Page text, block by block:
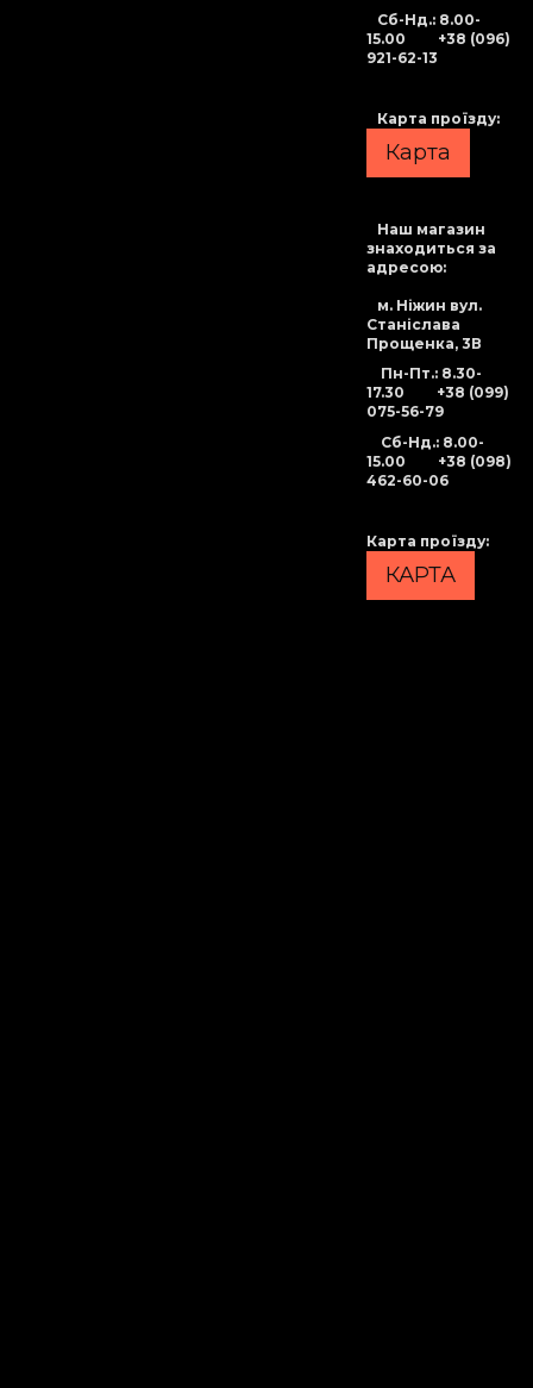
Сб-Нд.: 8.00-
15.00 +38 (096)
921-62-13
Карта проїзду:
Карта
Наш магазин
знаходиться за
адресою:
м. Ніжин вул.
Станіслава
Прощенка, 3В
Пн-Пт.: 8.30-
17.30 +38 (099)
075-56-79
Сб-Нд.: 8.00-
15.00 +38 (098)
462-60-06
Карта проїзду:
КАРТА